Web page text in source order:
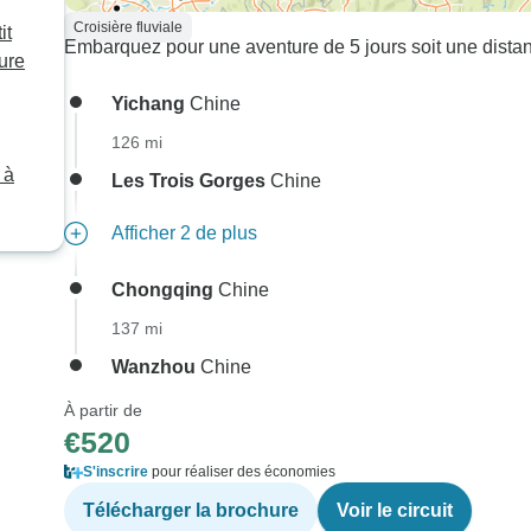
Croisière fluviale
Embarquez pour une aventure de 5 jours soit une
Yichang Chine
126 mi
Les Trois Gorges Chine
Afficher 2 de plus
Chongqing Chine
137 mi
Wanzhou Chine
À partir de
€520
S'inscrire pour réaliser des économies
Télécharger la brochure Voir le circuit